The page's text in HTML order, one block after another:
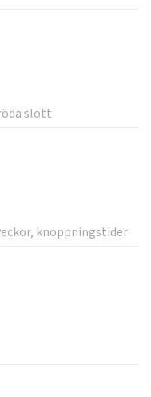
slott
knoppningstider